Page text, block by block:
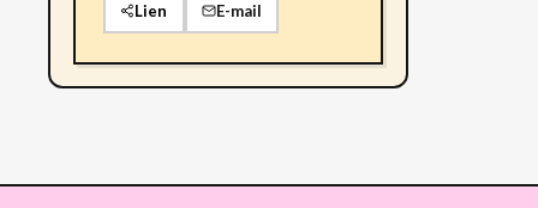
Lien E-mail